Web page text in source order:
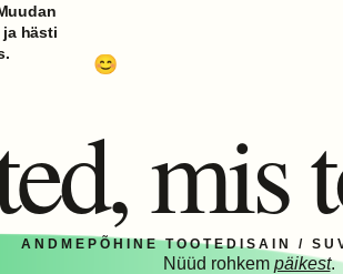
hästi
mis
ANDMEPÕHINE TOOTEDISAIN /
Nüüd rohkem päikest.